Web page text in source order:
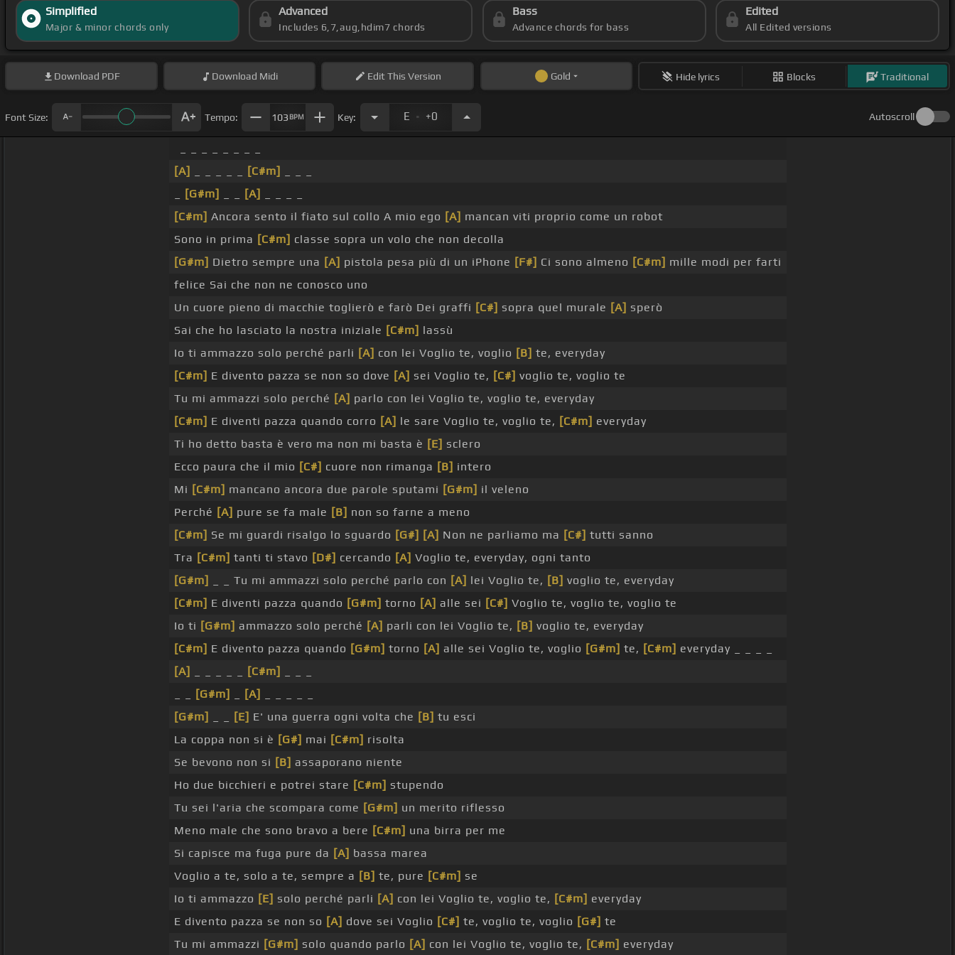
Simplified
Major & minor chords only
Advanced
Includes 6,7,aug,hdim7 chords
Bass
Advance chords for bass
Edited
All Edited versions
Download PDF Download Midi EditThis Version Gold Hide lyrics Blocks Traditional
Font Size: Tempo: 103 BPM Key: E . +0 Autoscroll
[A]
[C#m]
[G#m] [A]
[C#m] Ancora sento il fiato sul collo A mio ego [A] mancan viti proprio come un robot
Sono in prima [C#m] classe sopra un volo che non decolla
[G#m] Dietro sempre una [A] pistola pesa più di un iPhone [F#] Ci sono almeno [C#m] mille modi per farti
felice Sai che non ne conosco uno
Un cuore pieno di macchie toglierò e farò Dei graffi [C#] sopra quel murale [A] sperò
Sai che ho lasciato la nostra iniziale [C#m] lassù
Io ti ammazzo solo perché parli [A] con lei Voglio te, voglio [B] te, everyday
[C#m] E divento pazza se non so dove [A] sei Voglio te, [C#] voglio te, voglio te
Tu mi ammazzi solo perché [A] parlo con lei Voglio te, voglio te, everyday
[C#m] E diventi pazza quando corro [A] le sare Voglio te, voglio te, [C#m] everyday
Ti ho detto basta è vero ma non mi basta è [E] sclero
Ecco paura che il mio [C#] cuore non rimanga [B] intero
Mi [C#m] mancano ancora due parole sputami [G#m] il veleno
Perché [A] pure se fa male [B] non so farne a meno
[C#m] Se mi guardi risalgo lo sguardo [G#] [A] Non ne parliamo ma [C#] tutti sanno
Tra [C#m] tanti ti stavo [D#] cercando [A] Voglio te, everyday, ogni tanto
[G#m]
_ _ Tu mi ammazzi solo perché parlo con [A] lei Voglio te, [B] voglio te, everyday
[C#m] E diventi pazza quando [G#m] torno [A] alle sei [C#] Voglio te, voglio te, voglio te
Io ti [G#m] ammazzo solo perché [A] parli con lei Voglio te, [B] voglio te, everyday
[C#m] E divento pazza quando [G#m] torno [A] alle sei Voglio te, voglio [G#m] te, [C#m] everyday _ _ _ _
[A]
[C#m]
[G#m] [A]
[G#m]
[E] E' una guerra ogni volta che [B] tu esci
La coppa non si è [G#] mai [C#m] risolta
Se bevono non si [B] assaporano niente
Ho due bicchieri e potrei stare [C#m] stupendo
Tu sei l'aria che scompara come [G#m] un merito riflesso
Meno male che sono bravo a bere [C#m] una birra per me
Si capisce ma fuga pure da [A] bassa marea
Voglio a te, solo a te, sempre a [B] te, pure [C#m] se
Io ti ammazzo [E] solo perché parli [A] con lei Voglio te, voglio te, [C#m] everyday
E divento pazza se non so [A] dove sei Voglio [C#] te, voglio te, voglio [G#] te
Tu mi ammazzi [G#m] solo quando parlo [A] con lei Voglio te, voglio te, [C#m] everyday